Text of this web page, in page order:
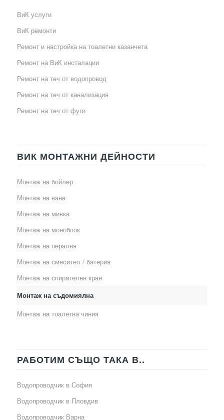
ВиК услуги
ВиК ремонти
Ремонт и настройка на тоалетни казанчета
Ремонт на ВиК инсталации
Ремонт на теч от водопровод
Ремонт на теч от канализация
Ремонт на теч от фуги
ВИК МОНТАЖНИ ДЕЙНОСТИ
Монтаж на бойлер
Монтаж на вана
Монтаж на мивка
Монтаж на моноблок
Монтаж на пералня
Монтаж на смесител / батерия
Монтаж на спирателен кран
Монтаж на съдомиялна
Монтаж на тоалетна чиния
РАБОТИМ СЪЩО ТАКА В..
Водопроводчик в София
Водопроводчик в Пловдив
Водопроводчик Варна